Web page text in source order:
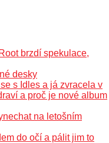
brzdí spekulace,
desky
s Idles a já zvracela v
a proč je nové album
na letošním
do očí a pálit jim to